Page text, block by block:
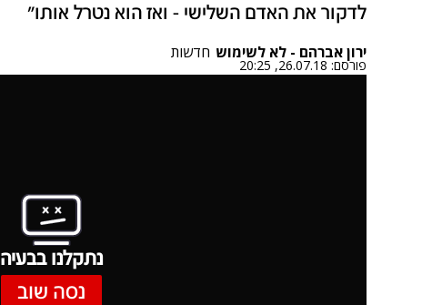
לדקור את האדם השלישי - ואז הוא נטרל אותו"
ירון אברהם - לא לשימוש חדשות
פורסם: 26.07.18, 20:25
נתקלנו בבעיה
נסה שוב